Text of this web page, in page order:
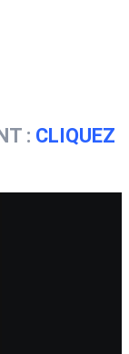
: CLIQUEZ